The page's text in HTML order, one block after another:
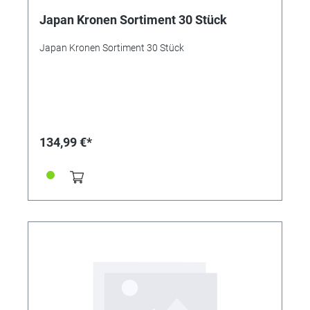
Japan Kronen Sortiment 30 Stück
Japan Kronen Sortiment 30 Stück
134,99 €*